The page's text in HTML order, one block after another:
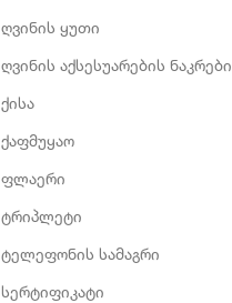
ღვინის ყუთი
ღვინის აქსესუარების ნაკრები
ქისა
ქაფმუყაო
ფლაერი
ტრიპლეტი
ტელეფონის სამაგრი
სერტიფიკატი